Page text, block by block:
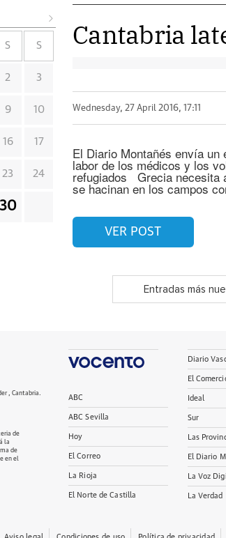
Cantabria
Wednesday, 27 April 2016, 17:11
El Diario Montañés envía
labor de los médicos y los
refugiados Grecia necesita
se hacinan en los campos
VER POST
Entradas más
S S
2 3
9 10
16 17
23 24
30
, Cantabria.
de
la
de
en el
ABC
ABC Sevilla
Hoy
El Correo
La Rioja
El Norte de Castilla
Diario
El
Ideal
Sur
Las
El Diario
La Voz
La Verdad